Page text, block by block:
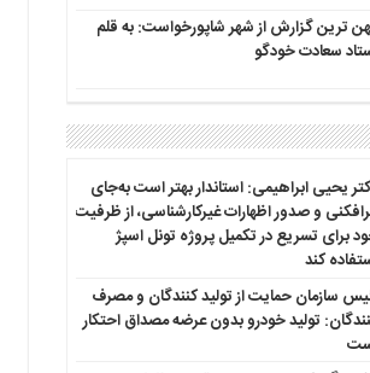
ترین گزارش از شهر شاپورخواست: به قلم
سعادت خودگو
یحیی ابراهیمی: استاندار بهتر است به‌جای
و صدور اظهارات غیرکارشناسی، از ظرفیت
برای تسریع در تکمیل پروژه تونل اسپژ
کند
سازمان حمایت از تولید کنندگان و مصرف
تولید خودرو بدون عرضه مصداق احتکار